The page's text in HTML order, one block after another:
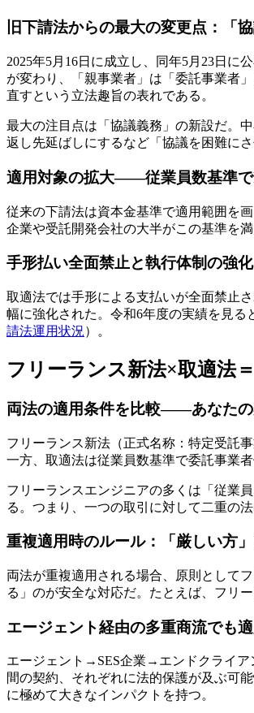
旧下請法からの最大の変更点：「
2025年5月16日に成立し、同年5月23日に
が変わり、「親事業者」は「委託事業者
直すという立法趣旨の表れである。
最大の注目点は「協議義務」の新設だ。
返し先延ばしにするなど「協議を困難に
適用対象の拡大――従業員数基準
従来の下請法は資本金基準で適用範囲を
企業や受託開発会社の大半がこの基準を
手形払い全面禁止と執行体制の強化
取適法では手形による支払いが全面禁止
幅に強化された。令和6年度の実績を見る
請法運用状況）。
フリーランス新法×取適法
両法の適用条件を比較――あなた
フリーランス新法（正式名称：特定受託
一方、取適法は従業員数基準で委託事業
フリーランスエンジニアの多くは「従業
る。つまり、一つの取引に対して二重の
重複適用時のルール：「厳しい方
両法が重複適用される場合、原則として
る」のが安全な対応だ。たとえば、フリ
エージェント経由の多重商流でも
エージェント→SES企業→エンドクライア
間の契約、それぞれに法的保護が及ぶ可
に極めて大きなインパクトを持つ。